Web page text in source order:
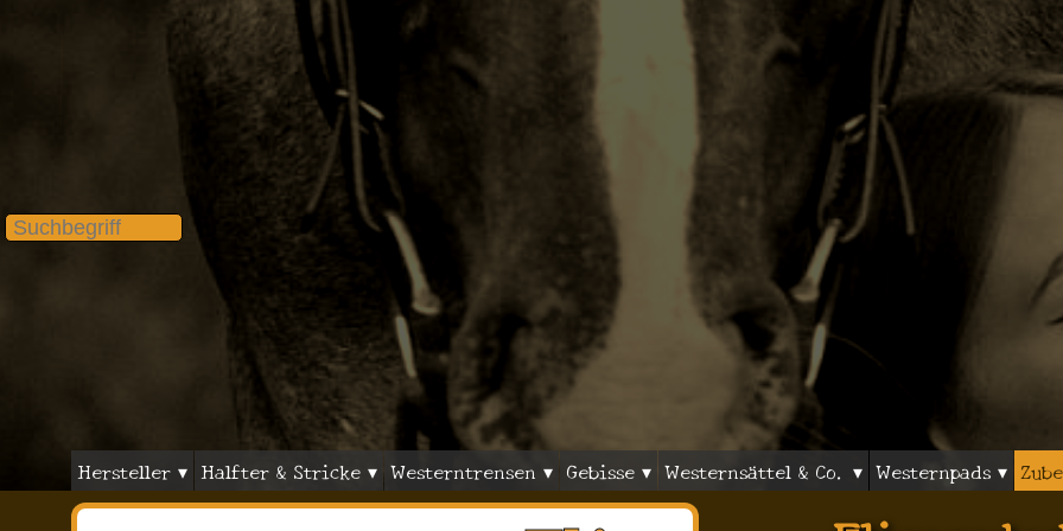
Hersteller ▾ Halfter & Stricke ▾ Westerntrensen ▾ Gebisse ▾ Westernsättel & Co. ▾ Westernpads ▾